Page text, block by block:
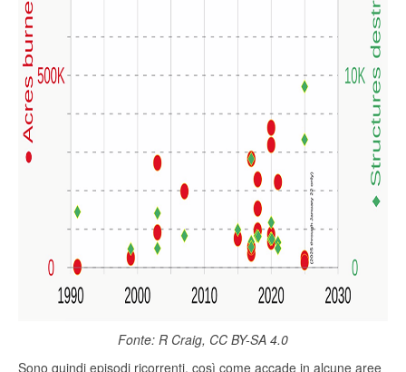
Fonte: R Craig, CC BY-SA 4.0
Sono quindi episodi ricorrenti, così come accade in alcune aree